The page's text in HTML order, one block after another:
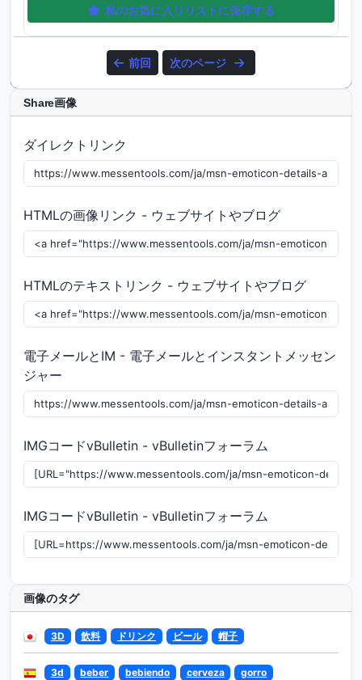
私のお気に入りリストに保存する
前回 次のページ
Share画像
ダイレクトリンク
HTMLの画像リンク - ウェブサイトやブログ
HTMLのテキストリンク - ウェブサイトやブログ
電子メールとIM - 電子メールとインスタントメッセン
ジャー
IMGコードvBulletin - vBulletinフォーラム
IMGコードvBulletin - vBulletinフォーラム
画像のタグ
3D 飲料 ドリンク ビール 帽子
3d beber bebiendo cerveza
gorro